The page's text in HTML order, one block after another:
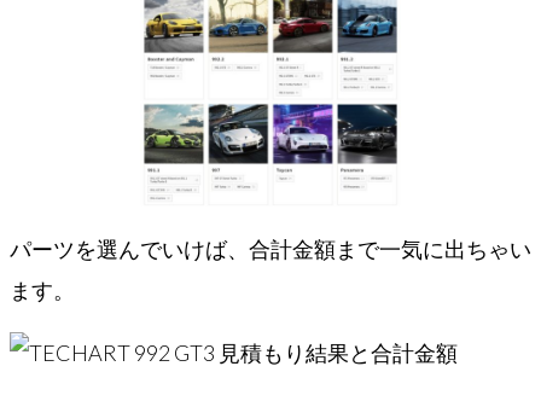
パーツを選んでいけば、合計金額まで一気に出ちゃい
ます。